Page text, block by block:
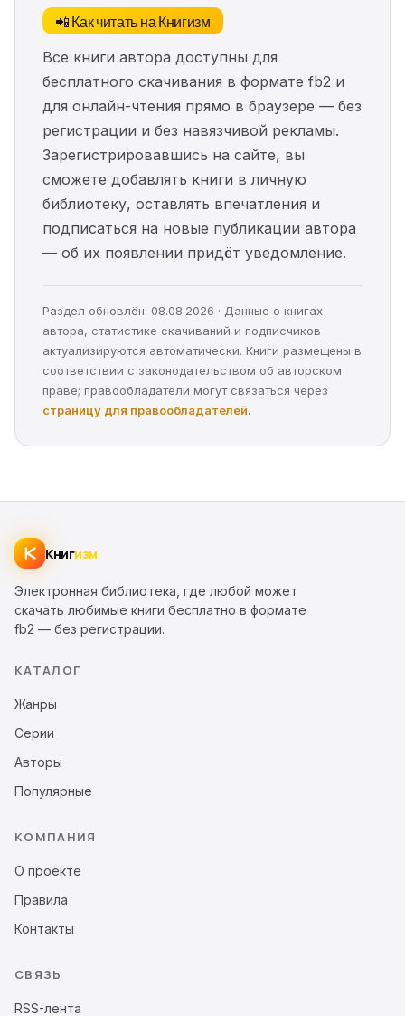
📲 Как читать на Книгизм
Все книги автора доступны для
бесплатного скачивания в формате fb2 и
для онлайн-чтения прямо в браузере — без
регистрации и без навязчивой рекламы.
Зарегистрировавшись на сайте, вы
сможете добавлять книги в личную
библиотеку, оставлять впечатления и
подписаться на новые публикации автора
— об их появлении придёт уведомление.
Раздел обновлён: 08.08.2026 · Данные о книгах
автора, статистике скачиваний и подписчиков
актуализируются автоматически. Книги размещены в
соответствии с законодательством об авторском
праве; правообладатели могут связаться через
страницу для правообладателей.
Книгизм
Электронная библиотека, где любой может
скачать любимые книги бесплатно в формате
fb2 — без регистрации.
КАТАЛОГ
Жанры
Серии
Авторы
Популярные
КОМПАНИЯ
О проекте
Правила
Контакты
СВЯЗЬ
RSS-лента